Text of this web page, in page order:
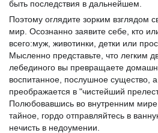
быть последствия в дальнейшем.
Поэтому оглядите зорким взглядом
мир. Осознанно заявите себе, кто
всего:муж, животинки, детки или
Мысленно представьте, что легким
лебединого вы превращаете
воспитанное, послушное существо,
преображается в "чистейший
Полюбовавшись во внутренним
тайное, гордо отправляйтесь в
нечисть в недоумении.